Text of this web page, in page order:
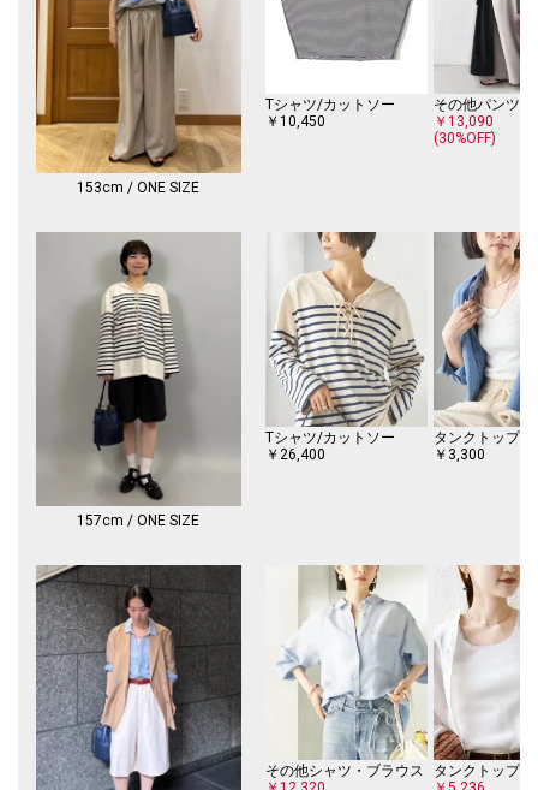
ドなエッセンスを取り入れることにあります。大人の可愛らしさと粋な遊
び心をさり気なく忍ばせたコレクションの数々は、今もなおファッション
コンシャスな女性達から愛され続けています。
※素材の特性上、若干の色ムラ、擦れが見られる場合がございますが、予
めご了承下さい。
※雨や汗に濡れた状態での摩擦により、色落ちする恐れがございますので
ご注意下さい。
※撮影環境により商品の色味が異なって見える場合がございます。商品の
取り扱いください。
※画像の商品はサンプルです。
実際の商品と仕様、加工、サイズが若干異なる場合がございます。
153cm / ONE SIZE
Tシャツ/カットソー
￥10,450
その他パンツ
￥13,090
(30%OFF)
157cm / ONE SIZE
Tシャツ/カットソー
￥26,400
￥3,300
その他シャツ・ブラウス